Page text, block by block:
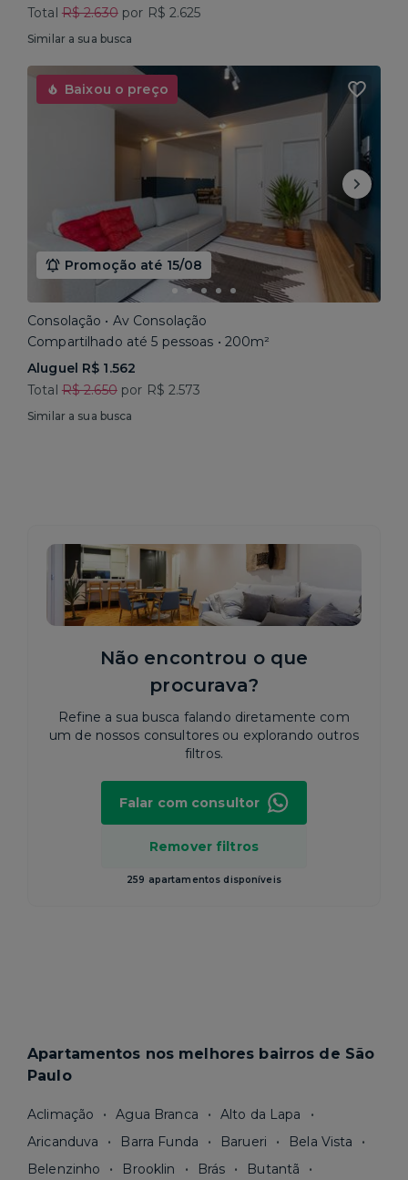
Total R$ 2.630por R$ 2.625
Similar a sua busca
Baixou o preço
Promoção até 15/08
Consolação • Av Consolação
Compartilhado até 5 pessoas • 200m²
Aluguel R$ 1.562
Total R$ 2.650por R$ 2.573
Similar a sua busca
Não encontrou o que
procurava?
Refine a sua busca falando diretamente com
um de nossos consultores ou explorando outros
filtros.
Remover filtros
259 apartamentos disponíveis
Falar com consultor
Apartamentos nos melhores bairros de São
Paulo
Aclimação Agua Branca
Alto da Lapa
Aricanduva
Barra Funda Barueri
Bela Vista
Belenzinho
Brooklin Brás
Butantã